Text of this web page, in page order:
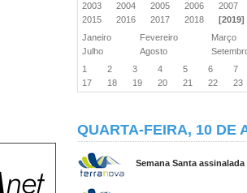
2003 2004 2005 2006
2007
2015
2016 2017 2018
[2019]
Janeiro
Fevereiro
Março
Julho
Agosto
1
2 3 4 5 6
7
17
18 19 20 21 22 23
QUARTA-FEIRA, 10 DE
Semana Santa